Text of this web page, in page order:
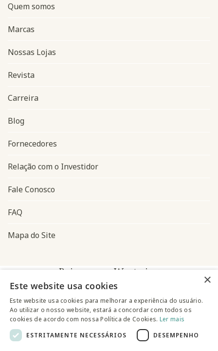
Navegação do rodapé
Quem somos
Marcas
Nossas Lojas
Revista
Carreira
Blog
Fornecedores
Relação com o Investidor
Fale Conosco
FAQ
Mapa do Site
Baixe o app Westwing
×
Este website usa cookies
Este website usa cookies para melhorar a experiência do usuário.
Ao utilizar o nosso website, estará a concordar com todos os
cookies de acordo com nossa Política de Cookies. Ler mais
ESTRITAMENTE NECESSÁRIOS
DESEMPENHO